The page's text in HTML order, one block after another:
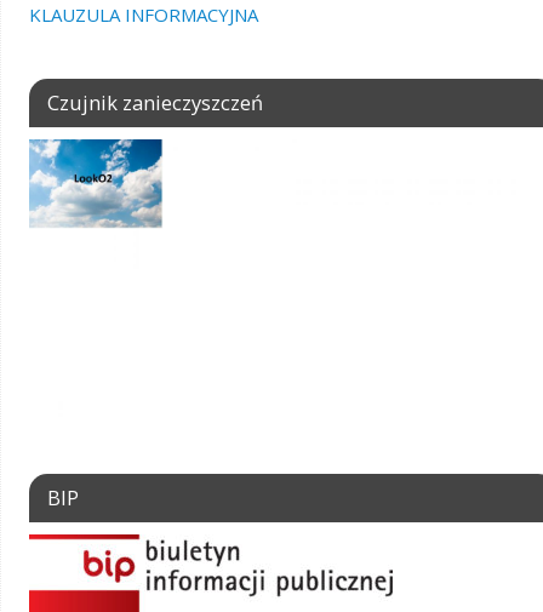
KLAUZULA INFORMACYJNA
Czujnik zanieczyszczeń
BIP